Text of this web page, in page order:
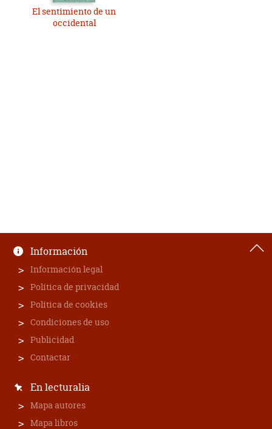
El sentimiento de un
occidental
Información
Información legal
Política de privacidad
Política de cookies
Condiciones de uso
Publicidad
Contactar
En lecturalia
Mapa autores
Mapa libros